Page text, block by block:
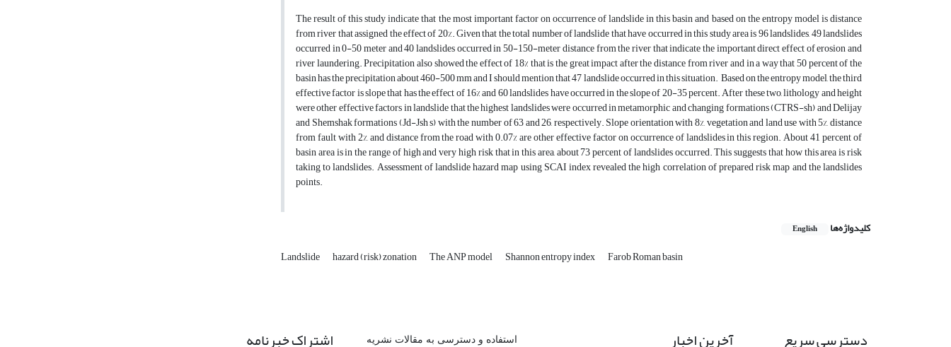
The result of this study indicate that the most important factor on occurrence of landslide in this basin and based on the entropy model is distance
from river that assigned the effect of 20%. Given that the total number of landslide that have occurred in this study area is 96 landslides, 49 landslides
occurred in 0-50 meter and 40 landslides occurred in 50-150-meter distance from the river that indicate the important direct effect of erosion and
river laundering. Precipitation also showed the effect of 18% that is the great impact after the distance from river and in a way that 50 percent of the
basin has the precipitation about 460-500 mm and I should mention that 47 landslide occurred in this situation. Based on the entropy model, the third
effective factor is slope that has the effect of 16% and 60 landslides have occurred in the slope of 20-35 percent. After these two, lithology and height
were other effective factors in landslide that the highest landslides were occurred in metamorphic and changing formations (CTRS-sh) and Delijay
and Shemshak formations (Jd-Jsh s) with the number of 63 and 26, respectively. Slope orientation with 8%, vegetation and land use with 5%, distance
from fault with 2%, and distance from the road with 0.07% are other effective factor on occurrence of landslides in this region. About 41 percent of
basin area is in the range of high and very high risk that in this area, about 73 percent of landslides occurred. This suggests that how this area is risk
taking to landslides. Assessment of landslide hazard map using SCAI index revealed the high correlation of prepared risk map and the landslides
points.
کلیدواژه‌ها English
Landslide hazard (risk) zonation The ANP model Shannon entropy index Farob Roman basin
دسترسی سریع آخرین اخبار استفاده و دسترسی به مقالات نشریه اشتراک خبرنامه